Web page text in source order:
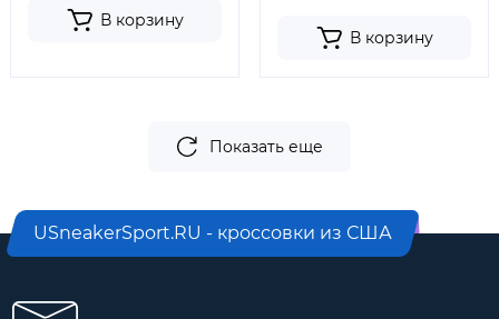
В корзину
В корзину
Показать еще
USneakerSport.RU - кроссовки из США